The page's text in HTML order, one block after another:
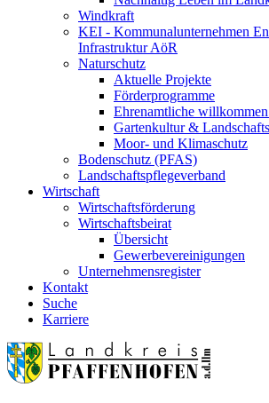
Windkraft
KEI - Kommunalunternehmen
Infrastruktur AöR
Naturschutz
Aktuelle Projekte
Förderprogramme
Ehrenamtliche
Gartenkultur &
Moor- und Klimaschutz
Bodenschutz (PFAS)
Landschaftspflegeverband
Wirtschaft
Wirtschaftsförderung
Wirtschaftsbeirat
Übersicht
Gewerbevereinigungen
Unternehmensregister
Kontakt
Suche
Karriere